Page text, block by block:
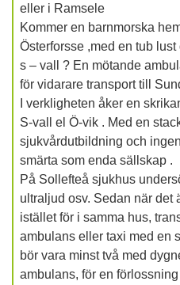
eller i Ramsele
Kommer en barnmorska
Österforsse ,med en tub lust
s – vall ? En mötande
för vidarare transport till
I verkligheten åker en
S-vall el Ö-vik . Med en
sjukvårdutbildning och
smärta som enda sällskap .
På Sollefteå sjukhus
ultraljud osv. Sedan när det
istället för i samma hus,
ambulans eller taxi med en
bör vara minst två med
ambulans, för en